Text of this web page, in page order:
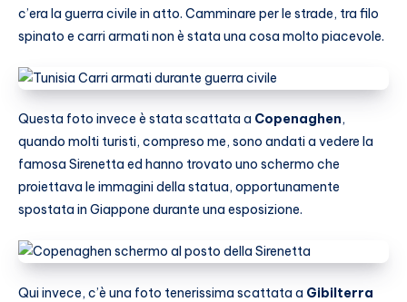
c’era la guerra civile in atto. Camminare per le strade, tra filo
spinato e carri armati non è stata una cosa molto piacevole.
Questa foto invece è stata scattata a Copenaghen,
quando molti turisti, compreso me, sono andati a vedere la
famosa Sirenetta ed hanno trovato uno schermo che
proiettava le immagini della statua, opportunamente
spostata in Giappone durante una esposizione.
Qui invece, c’è una foto tenerissima scattata a Gibilterra